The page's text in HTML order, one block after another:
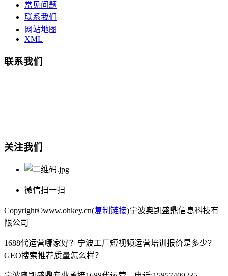
常见问题
联系我们
网站地图
XML
联系我们
关注我们
微信扫一扫
Copyright©www.ohkey.cn(复制链接)宁波奥凯盛鼎信息科技有
限公司
1688代运营哪家好？宁波工厂短视频运营培训报价是多少？
GEO搜索推荐质量怎么样？